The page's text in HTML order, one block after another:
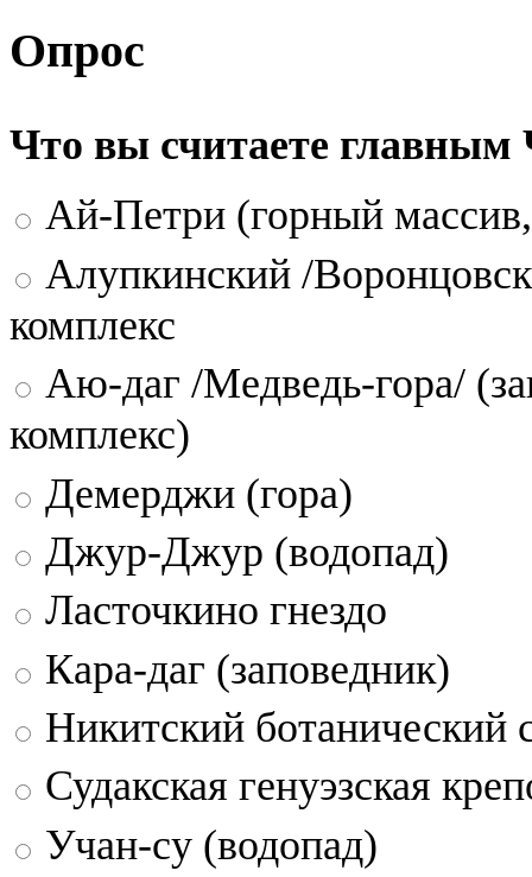
Опрос
Что вы считаете
Ай-Петри (горный
Алупкинский /
комплекс
Аю-даг /Медведь-гора/
комплекс)
Демерджи (гора)
Джур-Джур (водопад)
Ласточкино гнездо
Кара-даг (заповедник)
Никитский ботанический
Судакская генуэзская
Учан-су (водопад)